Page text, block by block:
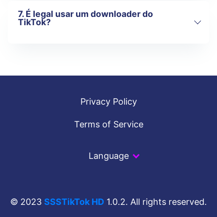
Sim, o SSSTikTok é totalmente
compatível com dispositivos iOS e
7. É legal usar um downloader do
TikTok?
geralmente é permitido. No entanto,
conteúdo ao compartilhá-lo ou republicá-
Privacy Policy
Terms of Service
Language
© 2023 SSSTikTok HD 1.0.2. All rights reserved.